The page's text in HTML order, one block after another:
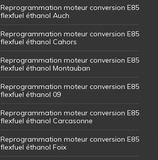
Reprogrammation moteur conversion E85
flexfuel éthanol Auch
Reprogrammation moteur conversion E85
flexfuel éthanol Cahors
Reprogrammation moteur conversion E85
flexfuel éthanol Montauban
Reprogrammation moteur conversion E85
flexfuel éthanol 09
Reprogrammation moteur conversion E85
flexfuel éthanol Carcasonne
Reprogrammation moteur conversion E85
flexfuel éthanol Foix